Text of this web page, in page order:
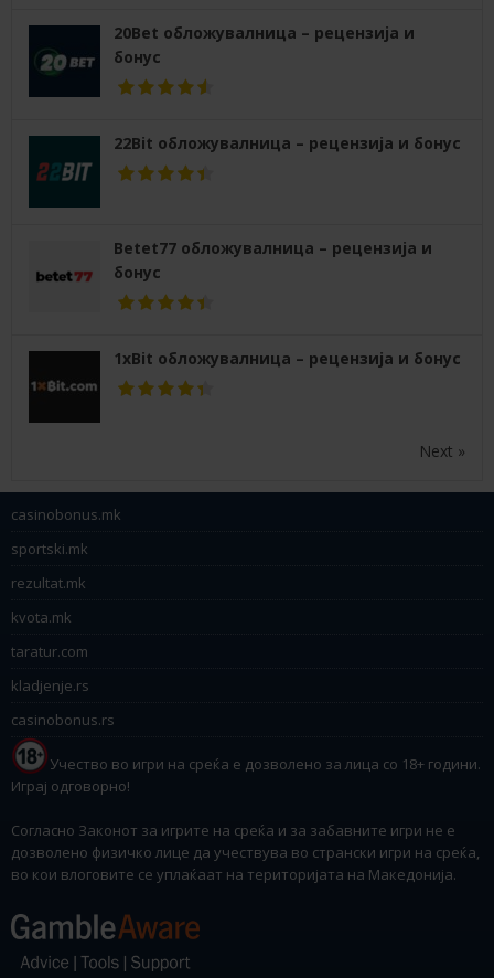
20Bet обложувалница – рецензија и
бонус
22Bit обложувалница – рецензија и бонус
Betet77 обложувалница – рецензија и
бонус
1xBit обложувалница – рецензија и бонус
Next »
casinobonus.mk
sportski.mk
rezultat.mk
kvota.mk
taratur.com
kladjenje.rs
casinobonus.rs
Учество во игри на среќа е дозволено за лица со 18+ години.
Играј одговорно!
Согласно Законот за игрите на среќа и за забавните игри не е
дозволено физичко лице да учествува во странски игри на среќа,
во кои влоговите се уплаќаат на територијата на Македонија.